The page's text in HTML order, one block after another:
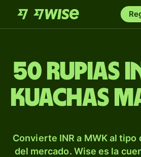
50 rupias
kuachas
Convierte INR a MWK al tipo
del mercado. Wise es la